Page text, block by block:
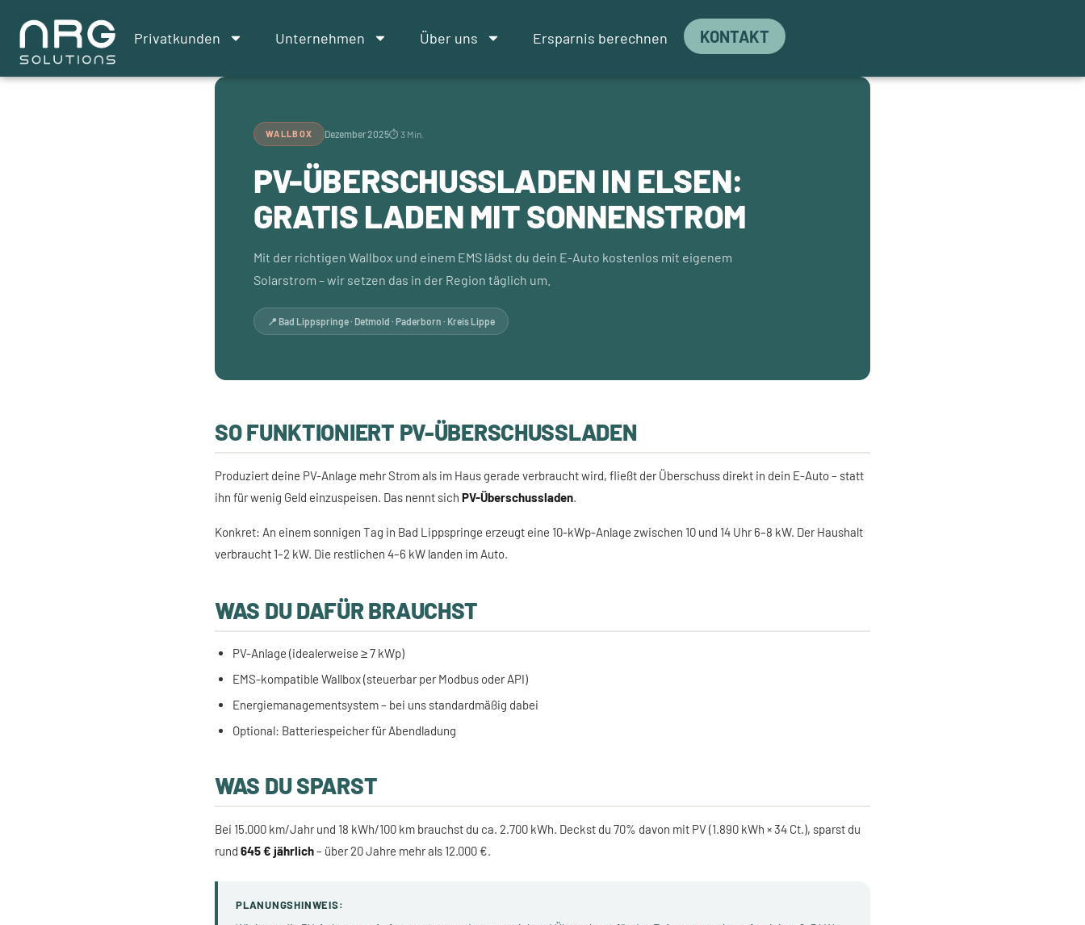
Privatkunden Unternehmen Über uns Ersparnis berechnen KONTAKT
WALLBOX Dezember 2025⏱ 3 Min.
PV-ÜBERSCHUSSLADEN IN ELSEN:
GRATIS LADEN MIT SONNENSTROM
Mit der richtigen Wallbox und einem EMS lädst du dein E-Auto kostenlos mit eigenem
Solarstrom – wir setzen das in der Region täglich um.
📍 Bad Lippspringe · Detmold · Paderborn · Kreis Lippe
SO FUNKTIONIERT PV-ÜBERSCHUSSLADEN
Produziert deine PV-Anlage mehr Strom als im Haus gerade verbraucht wird, fließt der Überschuss direkt in dein E-Auto – statt
ihn für wenig Geld einzuspeisen. Das nennt sich PV-Überschussladen
Konkret: An einem sonnigen Tag in Bad Lippspringe erzeugt eine 10-kWp-Anlage zwischen 10 und 14 Uhr 6–8 kW. Der Haushalt
verbraucht 1–2 kW. Die restlichen 4–6 kW landen im Auto.
WAS DU DAFÜR BRAUCHST
PV-Anlage (idealerweise ≥ 7 kWp)
EMS-kompatible Wallbox (steuerbar per Modbus oder API)
Energiemanagementsystem – bei uns standardmäßig dabei
Optional: Batteriespeicher für Abendladung
WAS DU SPARST
Bei 15.000 km/Jahr und 18 kWh/100 km brauchst du ca. 2.700 kWh. Deckst du 70% davon mit PV (1.890 kWh × 34 Ct.), sparst du
rund 645 € jährlich– über 20 Jahre mehr als 12.000 €.
PLANUNGSHINWEIS: